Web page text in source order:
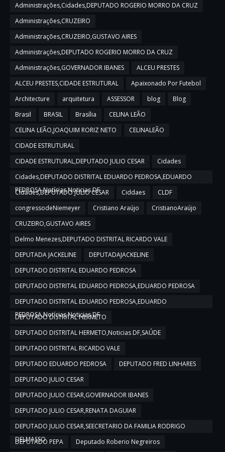
Administrações,Cidades,DEPUTADO ROGERIO MORRO DA CRUZ
Administrações,CRUZEIRO
Administrações,CRUZEIRO,GUSTAVO AIRES
Administrações,DEPUTADO ROGERIO MORRO DA CRUZ
Administrações,GOVERNADOR IBANES
ALCEU PRESTES
ALCEU PRESTES,CIDADE ESTRUTURAL
Apaixonado Por Futebol
Architecture
arquitetura ASSESSOR blog
Blog
Brasil
BRASIL Brasília
CELINA LEÃO
CELINA LEÃO,JOAQUIM RORIZ NETO
CELINALEÃO
CIDADE ESTRUTURAL
CIDADE ESTRUTURAL,DEPUTADO JULIO CESAR
Cidades
Cidades,DEPUTADO DISTRITAL EDUARDO PEDROSA,EDUARDO
PEDROSA,Notícias,Noticias DF
Cidades,DEPUTADO JULIO CESAR Ciddaes
CLDF
congressodeNiemeyer
Cristiano Araújo
CristianoAraújo
CRUZEIRO,GUSTAVO AIRES
Delmo Menezes,DEPUTADO DISTRITAL RICARDO VALE
DEPUTADA JACKELINE
DEPUTADAJACKELINE
DEPUTADO DISTRITAL EDUARDO PEDROSA
DEPUTADO DISTRITAL EDUARDO PEDROSA,EDUARDO PEDROSA
DEPUTADO DISTRITAL EDUARDO PEDROSA,EDUARDO
PEDROSA,Notícias,Noticias DF
DEPUTADO DISTRITAL HERMETO
DEPUTADO DISTRITAL HERMETO,Noticias DF,SAÚDE
DEPUTADO DISTRITAL RICARDO VALE
DEPUTADO EDUARDO PEDROSA
DEPUTADO FRED LINHARES
DEPUTADO JULIO CESAR
DEPUTADO JULIO CESAR,GOVERNADOR IBANES
DEPUTADO JULIO CESAR,RENATA DAGUIAR
DEPUTADO JULIO CESAR,SEECRETARIO DA FAMILIA RODRIGO
DELMASSO
DEPUTADO PEPA
Deputado Roberio Negreiros